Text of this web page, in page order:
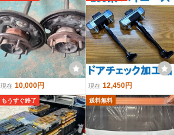
現在 10,000円 現在 12,450円
もうすぐ終了 送料無料